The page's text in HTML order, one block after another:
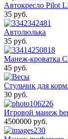
Автокресло Pilot
35 pуб.
Автолюлька
35 pуб.
Манеж-кроватка
45 pуб.
Стульчик для
30 pуб.
Игровой манеж
4500000 pуб.